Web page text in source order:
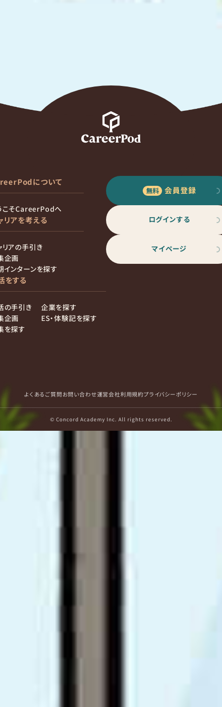
について
こそCareerPodへ
リアを考える
リアの手引き
企画
インターンを探す
をする
の手引き
企画
を探す
企業を探す
ES・体験記を探す
会員登録
ログインする
マイページ
よくあるご質問お問い合わせ運営会社利用規約プライバシーポリシー
© Concord Academy Inc. All rights reserved.